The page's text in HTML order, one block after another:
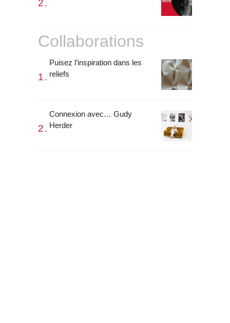
Collaborations
Puisez l’inspiration dans les
reliefs
Connexion avec… Gudy
Herder